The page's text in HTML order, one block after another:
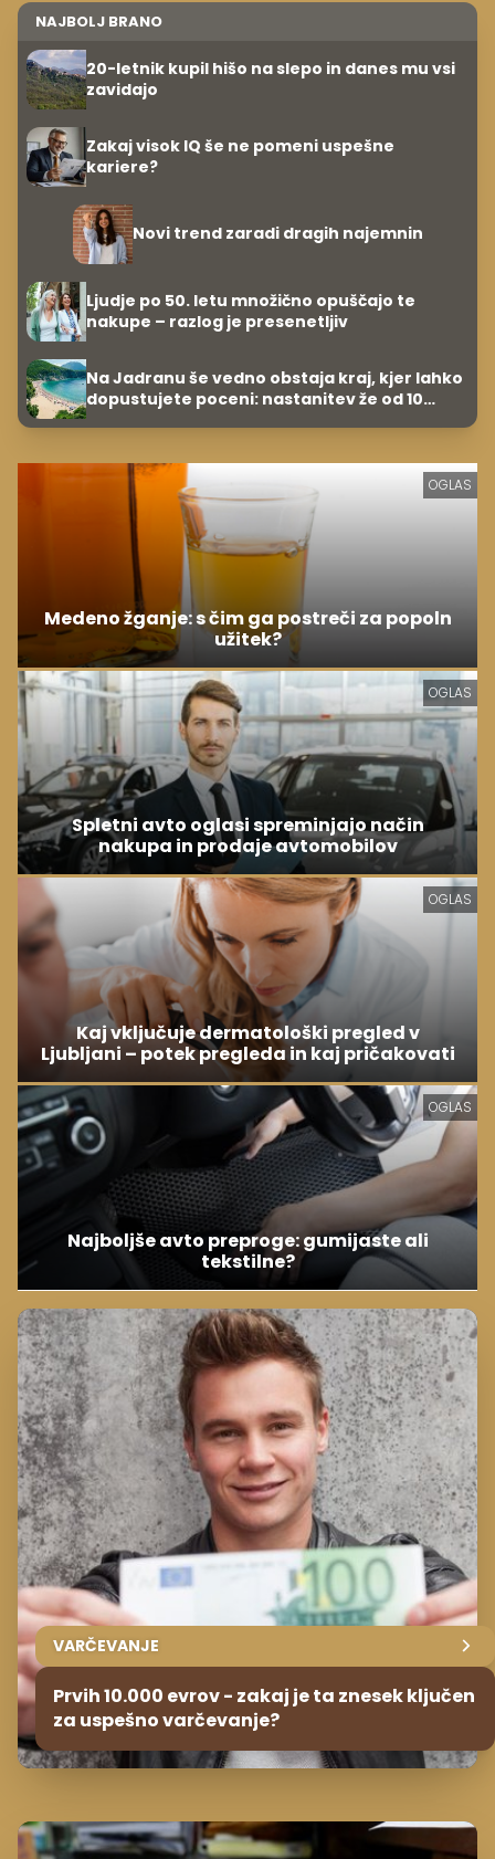
NAJBOLJ BRANO
20-letnik kupil hišo na slepo in danes mu vsi
zavidajo
Zakaj visok IQ še ne pomeni uspešne
kariere?
Novi trend zaradi dragih najemnin
Ljudje po 50. letu množično opuščajo te
nakupe – razlog je presenetljiv
Na Jadranu še vedno obstaja kraj, kjer lahko
dopustujete poceni: nastanitev že od 10
OGLAS
Medeno žganje: s čim ga postreči za popoln
užitek?
OGLAS
Spletni avto oglasi spreminjajo način
nakupa in prodaje avtomobilov
OGLAS
Kaj vključuje dermatološki pregled v
Ljubljani – potek pregleda in kaj pričakovati
OGLAS
Najboljše avto preproge: gumijaste ali
tekstilne?
VARČEVANJE
Prvih 10.000 evrov - zakaj je ta znesek ključen
za uspešno varčevanje?